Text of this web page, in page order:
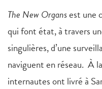
The New Organsest une
qui font état, à travers
singulières, d’une
naviguent en réseau. À
internautes ont livré à